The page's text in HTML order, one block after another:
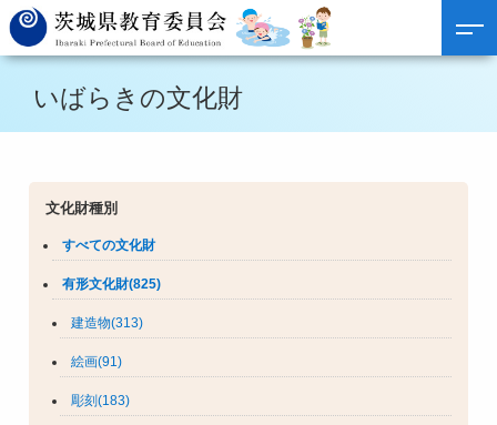
いばらきの文化財
文化財種別
すべての文化財
有形文化財(825)
建造物(313)
絵画(91)
彫刻(183)